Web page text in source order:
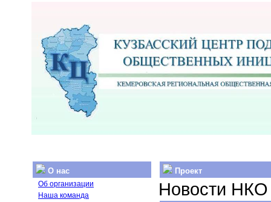
О нас
Об организации
Наша команда
Проект
Новости НКО